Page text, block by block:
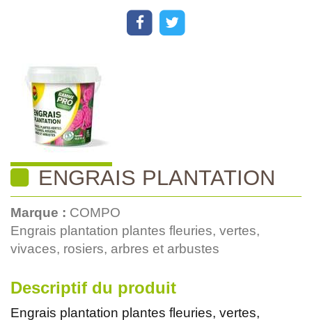
ENGRAIS PLANTATION
Marque : COMPO
Engrais plantation plantes fleuries, vertes,
vivaces, rosiers, arbres et arbustes
Descriptif du produit
Engrais plantation plantes fleuries, vertes,